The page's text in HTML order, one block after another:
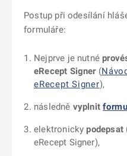
Postup při odesílání
formuláře:
Nejprve je nutné
eRecept Signer(
eRecept Signer),
následně vyplnit
elektronickypodepsat
eRecept Signer),